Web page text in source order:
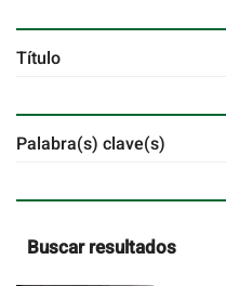
Título
Palabra(s) clave(s)
Buscar resultados